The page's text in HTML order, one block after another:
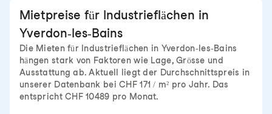
Mietpreise für Industrieflächen in
Yverdon-les-Bains
Die Mieten für Industrieflächen in Yverdon-les-Bains
hängen stark von Faktoren wie Lage, Grösse und
Ausstattung ab. Aktuell liegt der Durchschnittspreis in
unserer Datenbank bei CHF 171 / m² pro Jahr. Das
entspricht CHF 10489 pro Monat.